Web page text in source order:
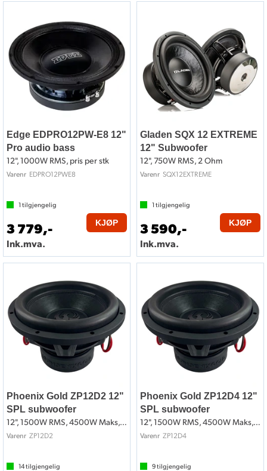
Edge EDPRO12PW-E8 12"
Pro audio bass
12", 1000W RMS, pris per stk
Varenr EDPRO12PWE8
1 tilgjengelig
3 779,-
Ink.mva.
KJØP
Gladen SQX 12 EXTREME
12" Subwoofer
12", 750W RMS, 2 Ohm
Varenr SQX12EXTREME
1 tilgjengelig
3 590,-
Ink.mva.
KJØP
Phoenix Gold ZP12D2 12"
SPL subwoofer
12", 1500W RMS, 4500W Maks, 2x2 Ohm
Varenr ZP12D2
14tilgjengelig
Phoenix Gold ZP12D4 12"
SPL subwoofer
12", 1500W RMS, 4500W Maks, 2x4 Ohm
Varenr ZP12D4
9tilgjengelig